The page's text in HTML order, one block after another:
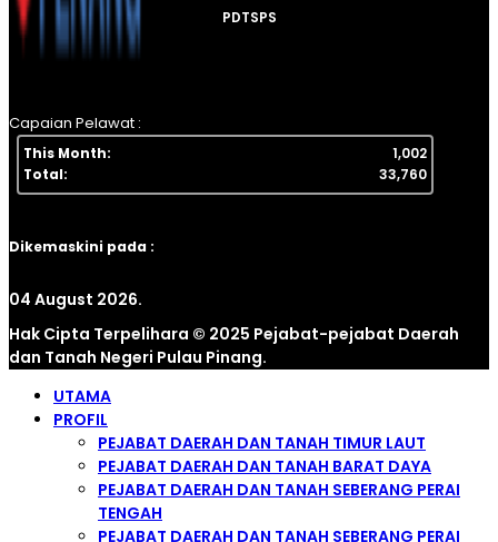
PDTSPS
Capaian Pelawat :
This Month:
1,002
Total:
33,760
Dikemaskini pada :
04 August 2026.
Hak Cipta Terpelihara © 2025 Pejabat-pejabat Daerah
dan Tanah Negeri Pulau Pinang.
UTAMA
PROFIL
PEJABAT DAERAH DAN TANAH TIMUR LAUT
PEJABAT DAERAH DAN TANAH BARAT DAYA
PEJABAT DAERAH DAN TANAH SEBERANG PERAI
TENGAH
PEJABAT DAERAH DAN TANAH SEBERANG PERAI